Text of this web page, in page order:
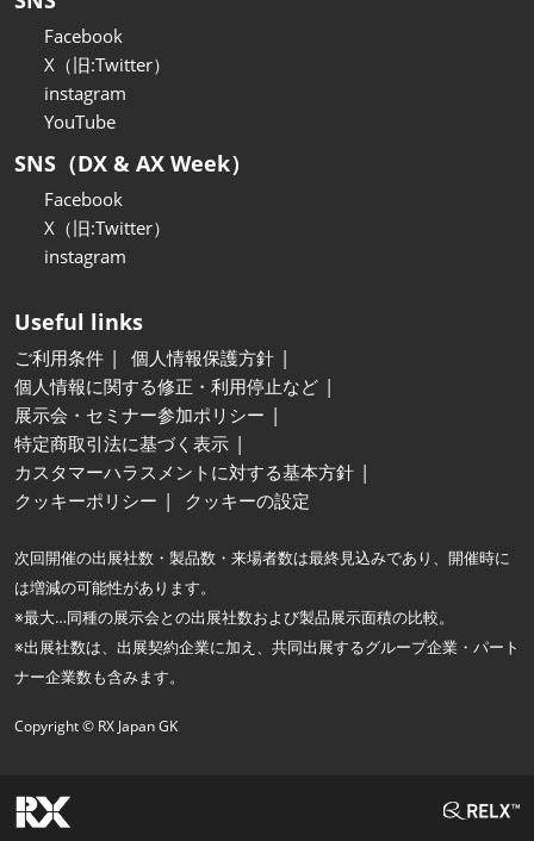
Facebook
X（旧:Twitter）
instagram
YouTube
SNS（DX & AX Week）
Facebook
X（旧:Twitter）
instagram
Useful links
ご利用条件
個人情報保護方針
個人情報に関する修正・利用停止など
展示会・セミナー参加ポリシー
特定商取引法に基づく表示
カスタマーハラスメントに対する基本方針
クッキーポリシー
クッキーの設定
次回開催の出展社数・製品数・来場者数は最終見込みであり、開催時に
は増減の可能性があります。
※最大…同種の展示会との出展社数および製品展示面積の比較。
※出展社数は、出展契約企業に加え、共同出展するグループ企業・パート
ナー企業数も含みます。
Copyright © RX Japan GK